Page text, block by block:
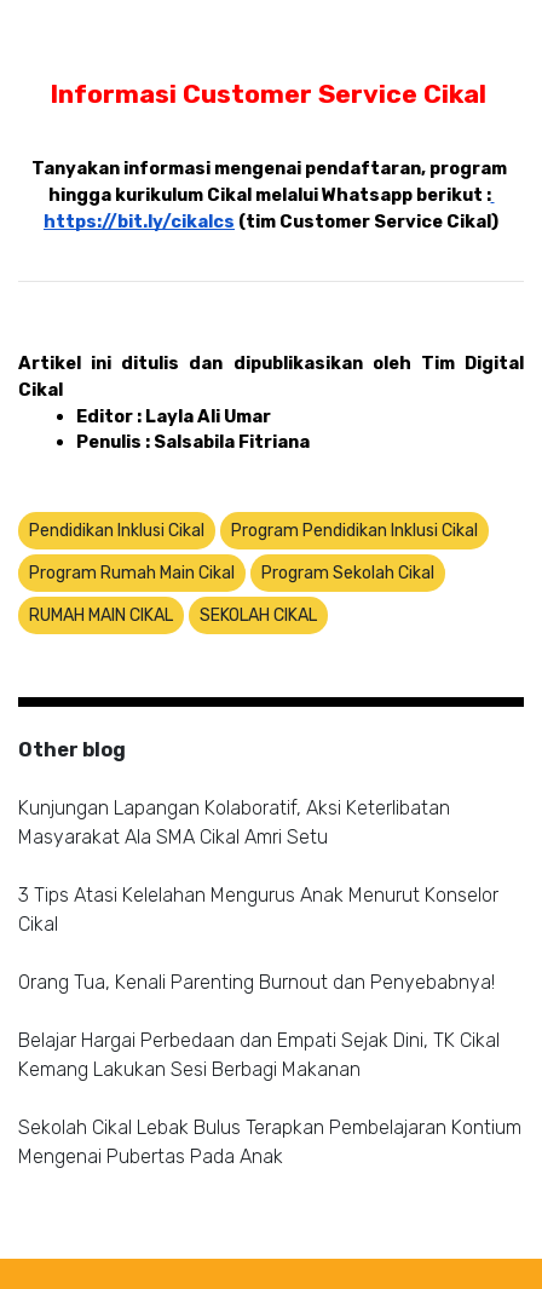
Informasi Customer Service Cikal
Tanyakan informasi mengenai pendaftaran, program
hingga kurikulum Cikal melalui Whatsapp berikut :
https://bit.ly/cikalcs (tim Customer Service Cikal)
Artikel ini ditulis dan dipublikasikan oleh Tim Digital
Cikal
Editor : Layla Ali Umar
Penulis : Salsabila Fitriana
Pendidikan Inklusi Cikal Program Pendidikan Inklusi Cikal
Program Rumah Main Cikal Program Sekolah Cikal
RUMAH MAIN CIKAL SEKOLAH CIKAL
Other blog
Kunjungan Lapangan Kolaboratif, Aksi Keterlibatan
Masyarakat Ala SMA Cikal Amri Setu
3 Tips Atasi Kelelahan Mengurus Anak Menurut Konselor
Cikal
Orang Tua, Kenali Parenting Burnout dan Penyebabnya!
Belajar Hargai Perbedaan dan Empati Sejak Dini, TK Cikal
Kemang Lakukan Sesi Berbagi Makanan
Sekolah Cikal Lebak Bulus Terapkan Pembelajaran Kontium
Mengenai Pubertas Pada Anak